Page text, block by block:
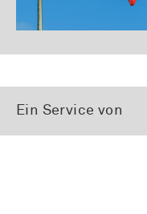
Ein Service von